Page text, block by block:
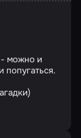
- можно и
попугаться.